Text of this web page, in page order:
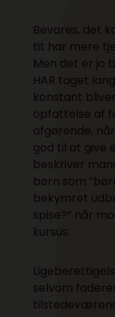
Bevares, det
tit har mere
Men det er jo
HAR taget
konstant
opfattelse af
afgørende,
god til at give
beskriver
børn som
bekymret
spise?” når
kursus.
selvom